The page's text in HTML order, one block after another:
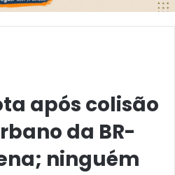
após colisão
da BR-
ninguém